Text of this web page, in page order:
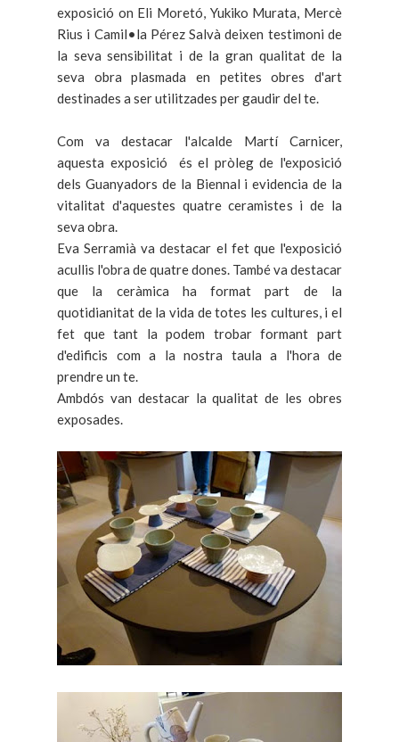
exposició on Eli Moretó, Yukiko Murata, Mercè
Rius i Camil•la Pérez Salvà deixen testimoni de
la seva sensibilitat i de la gran qualitat de la
seva obra plasmada en petites obres d'art
destinades a ser utilitzades per gaudir del te.
Com va destacar l'alcalde Martí Carnicer,
aquesta exposició és el pròleg de l'exposició
dels Guanyadors de la Biennal i evidencia de la
vitalitat d'aquestes quatre ceramistes i de la
seva obra.
Eva Serramià va destacar el fet que l'exposició
acullis l'obra de quatre dones. També va destacar
que la ceràmica ha format part de la
quotidianitat de la vida de totes les cultures, i el
fet que tant la podem trobar formant part
d'edificis com a la nostra taula a l'hora de
prendre un te.
Ambdós van destacar la qualitat de les obres
exposades.